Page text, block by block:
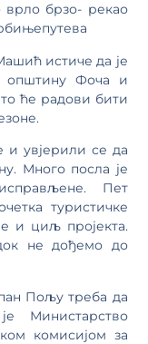
врло брзо- рекао
истиче да је
општину Фоча и
ће радови бити
и увјерили се да
Много посла је
Пет
туристичке
и циљ пројекта.
не дођемо до
Пољу треба да
Министарство
комисијом за